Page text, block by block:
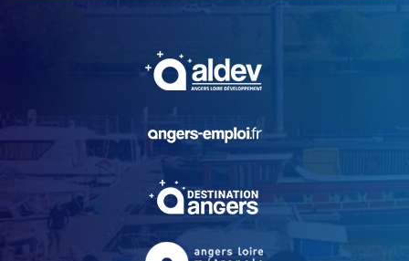
, Ouvre une nouvelle
, Ouvre une nouvelle